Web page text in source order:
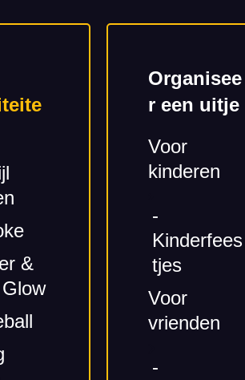
&
Organisee
r een uitje
Voor
kinderen
-
Kinderfees
tjes
Voor
vrienden
-